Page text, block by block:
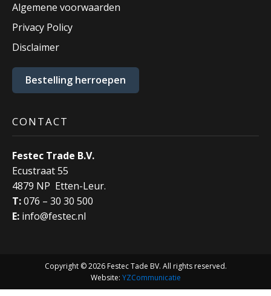
Algemene voorwaarden
Privacy Policy
Disclaimer
Bestelling herroepen
CONTACT
Festec Trade B.V.
Ecustraat 55
4879 NP Etten-Leur.
T:076 – 30 30 500
E: info@festec.nl
Copyright © 2026 Festec Tade BV. All rights reserved.
Website: YZCommunicatie